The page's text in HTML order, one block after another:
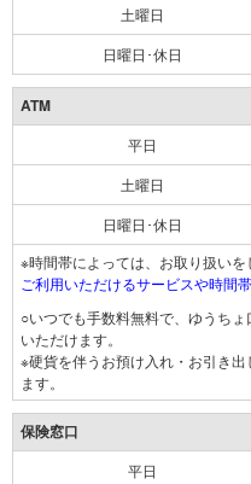
土曜日
日曜日･休日
ATM
平日
土曜日
日曜日･休日
※時間帯によっては、お取り扱いを
ご利用いただけるサービスや時間
○いつでも手数料無料で、ゆうち
いただけます。
※硬貨を伴うお預け入れ・お引き
ます。
保険窓口
平日